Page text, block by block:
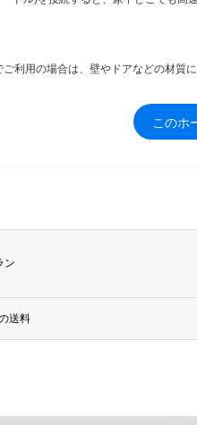
用の場合は、壁やドアなどの材質
このホ
ン
送料